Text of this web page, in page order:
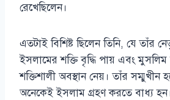
রেখেছিলেন।
এতটাই বিশিষ্ট ছিলেন তিনি, যে তাঁর
ইসলামের শক্তি বৃদ্ধি পায় এবং মুসলিম
শক্তিশালী অবস্থান নেয়। তাঁর সম্মুখীন
অনেকেই ইসলাম গ্রহণ করতে বাধ্য হন।